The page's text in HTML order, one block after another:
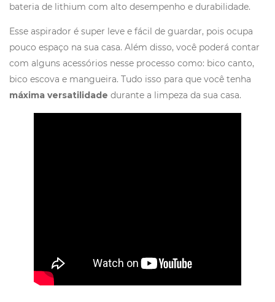
bateria de lithium com alto desempenho e durabilidade.
Esse aspirador é super leve e fácil de guardar, pois ocupa
pouco espaço na sua casa. Além disso, você poderá contar
com alguns acessórios nesse processo como: bico canto,
bico escova e mangueira. Tudo isso para que você tenha
máxima versatilidade durante a limpeza da sua casa.